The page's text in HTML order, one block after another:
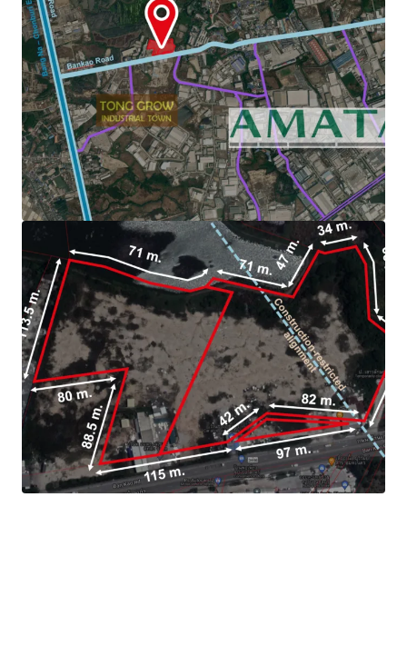
Land Area : 22-3-29 Rai or 36,516 sq.m.
Zoning : Light purple and white dots (Chonburi)
3.6 km. to Amata Nakorn Industrial Estate.
Land Tenure :Freehold/Leasehold